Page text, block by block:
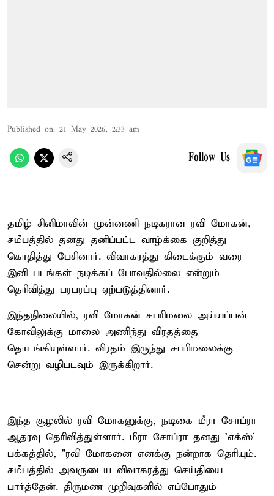
Published on: 21 May 2026, 2:33 am
Follow Us
தமிழ் சினிமாவின் முன்னணி நடிகரான ரவி மோகன்,
சமீபத்தில் தனது தனிப்பட்ட வாழ்க்கை குறித்து
கொதித்து பேசினார். விவாகரத்து கிடைக்கும் வரை
இனி படங்கள் நடிக்கப் போவதில்லை என்றும்
தெரிவித்து பரபரப்பு ஏற்படுத்தினார்.
இந்தநிலையில், ரவி மோகன் சபரிமலை அய்யப்பன்
கோவிலுக்கு மாலை அணிந்து விரதத்தை
தொடங்கியுள்ளார். விரதம் இருந்து சபரிமலைக்கு
சென்று வழிபடவும் இருக்கிறார்.
இந்த சூழலில் ரவி மோகனுக்கு, நடிகை மீரா சோப்ரா
ஆதரவு தெரிவித்துள்ளார். மீரா சோப்ரா தனது 'எக்ஸ்'
பக்கத்தில், "ரவி மோகனை எனக்கு நன்றாக தெரியும்.
சமீபத்தில் அவருடைய விவாகரத்து செய்தியை
பார்த்தேன். திருமண முறிவுகளில் எப்போதும்